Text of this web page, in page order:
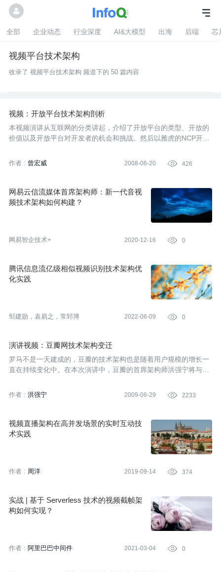
全部 企业动态 行业深度 AI&大模型 出海 后端 芯
视频平台技术架构
收录了 视频平台技术架构 频道下的 50 篇内容
视频：开放平台技术架构剖析
本视频演讲从互联网的分类讲起，介绍了开放平台的类型、开放的
价值以及开放平台对开发者的机会和挑战。然后以雅虎的NCP开放
作者 : 曾宏威 2008-06-20  426
网易云信流媒体首席架构师：新一代音视
频技术架构如何构建？
网易智企技术+ 2020-12-16  0
腾讯信息流亿级相似视频识别技术架构优
化实践
邹建勋，袁易之，常郅博 2022-06-09  0
演讲视频：豆瓣网技术架构变迁
罗马不是一天建成的，豆瓣的技术架构也是随着用户规模的增长一
直在持续变化中。在本次演讲中，豆瓣的首席架构师洪强宁将与大
变迁历程。直接点击观看完整视频
作者 : 洪强宁 2009-06-29  2233
视频直播架构在高并发场景的实时互动技
术实践
作者 : 周洋 2019-09-14  374
实战 | 基于 Serverless 技术的视频截帧架
构如何实现？
作者 : 阿里巴巴中间件 2021-03-04  0